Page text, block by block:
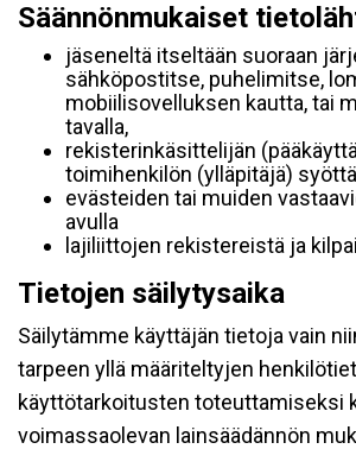
Säännönmukaiset
jäseneltä itseltään suoraan
sähköpostitse, puhelimitse,
mobiilisovelluksen kautta, tai
tavalla,
rekisterinkäsittelijän
toimihenkilön (ylläpitäjä)
evästeiden tai muiden
avulla
lajiliittojen rekistereistä ja
Tietojen säilytysaika
Säilytämme käyttäjän tietoja vain
tarpeen yllä määriteltyjen
käyttötarkoitusten toteuttamiseksi
voimassaolevan lainsäädännön